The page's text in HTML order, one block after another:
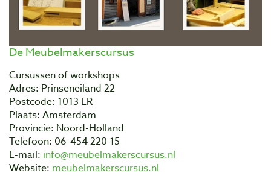
De Meubelmakerscursus
Cursussen of workshops
Adres: Prinseneiland 22
Postcode: 1013 LR
Plaats: Amsterdam
Provincie: Noord-Holland
Telefoon: 06-454 220 15
E-mail: info@meubelmakerscursus.nl
Website: meubelmakerscursus.nl